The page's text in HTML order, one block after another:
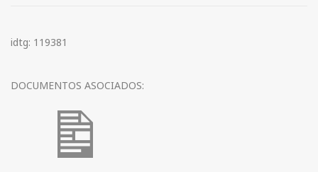
idtg: 119381
DOCUMENTOS ASOCIADOS: